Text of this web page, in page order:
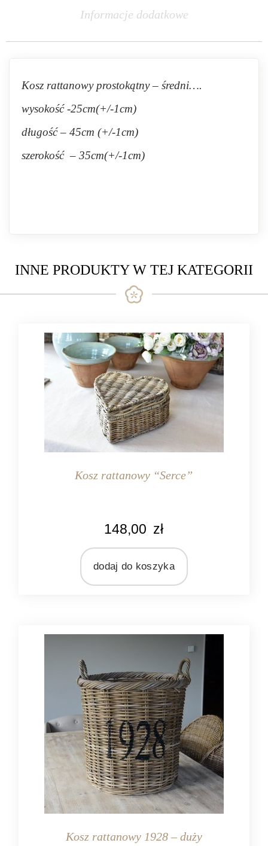
Informacje dodatkowe
Kosz rattanowy prostokątny – średni….
wysokość -25cm(+/-1cm)
długość – 45cm (+/-1cm)
szerokość – 35cm(+/-1cm)
INNE PRODUKTY W TEJ KATEGORII
Kosz rattanowy “Serce”
148,00 zł
dodaj do koszyka
Kosz rattanowy 1928 – duży